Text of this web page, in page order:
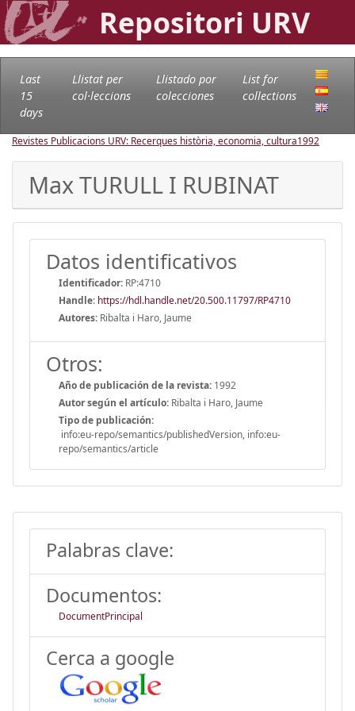
Repositori URV
Last
15
days
Llistat per
col·leccions
Llistado por
colecciones
List for
collections
Revistes Publicacions URV: Recerques història, economia, cultura1992
Max TURULL I RUBINAT
Datos identificativos
Identificador: RP:4710
Handle: https://hdl.handle.net/20.500.11797/RP4710
Autores: Ribalta i Haro, Jaume
Otros:
Año de publicación de la revista: 1992
Autor según el artículo: Ribalta i Haro, Jaume
Tipo de publicación:
info:eu-repo/semantics/publishedVersion, info:eu-
repo/semantics/article
Palabras clave:
Documentos:
DocumentPrincipal
Cerca a google